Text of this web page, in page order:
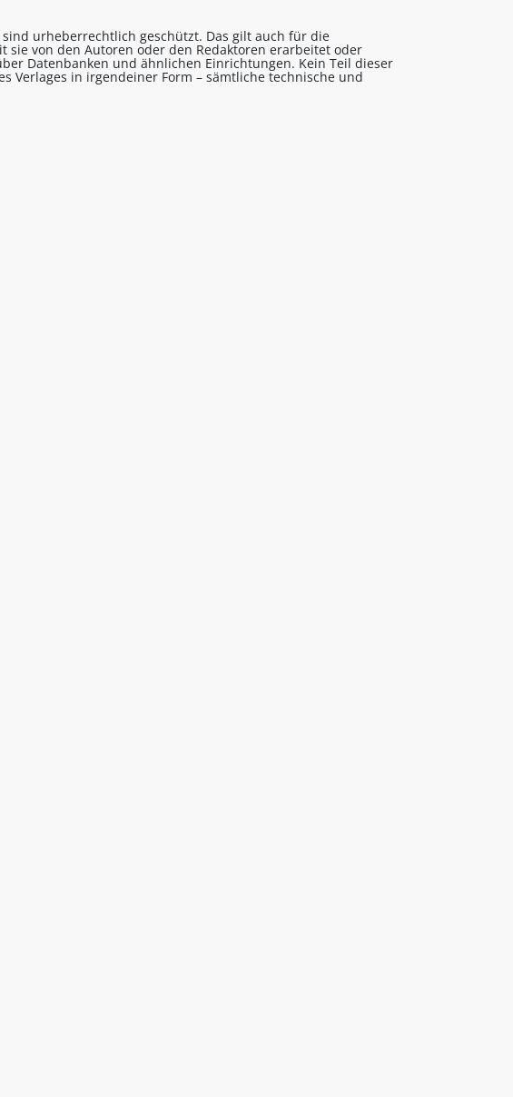
urheberrechtlich geschützt. Das gilt auch für die
von den Autoren oder den Redaktoren erarbeitet oder
Datenbanken und ähnlichen Einrichtungen. Kein Teil dieser
Verlages in irgendeiner Form – sämtliche technische und